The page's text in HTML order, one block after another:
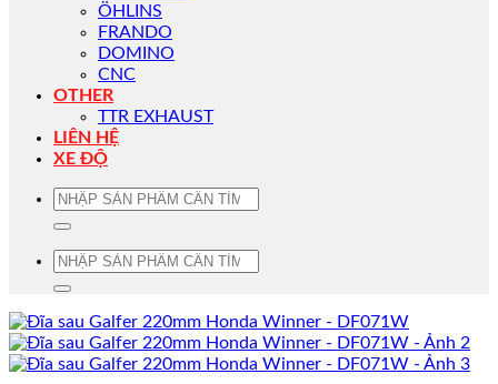
ÖHLINS
FRANDO
DOMINO
CNC
OTHER
TTR EXHAUST
LIÊN HỆ
XE ĐỘ
Tìm
Tìm